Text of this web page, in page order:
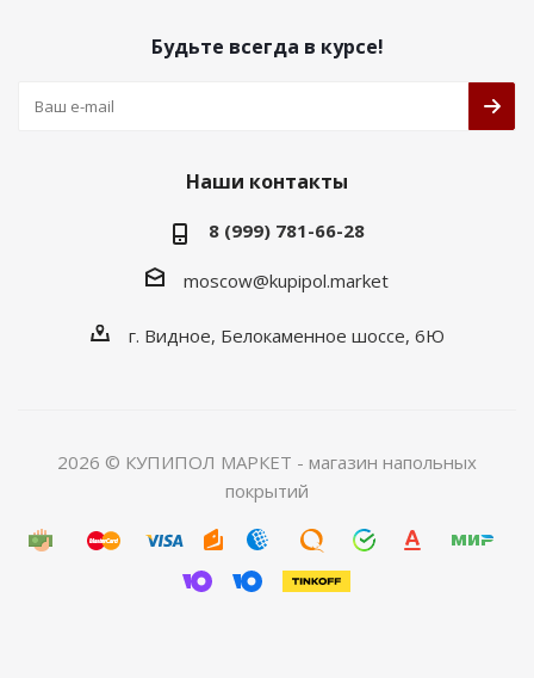
Будьте всегда в курсе!
Наши контакты
8 (999) 781-66-28
moscow@kupipol.market
г. Видное, Белокаменное шоссе, 6Ю
2026 © КУПИПОЛ МАРКЕТ - магазин напольных
покрытий